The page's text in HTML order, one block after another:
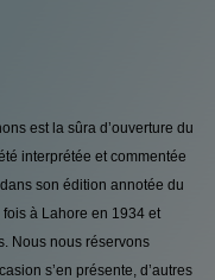
est la sûra d’ouverture du
interprétée et commentée
son édition annotée du
à Lahore en 1934 et
Nous nous réservons
s’en présente, d’autres